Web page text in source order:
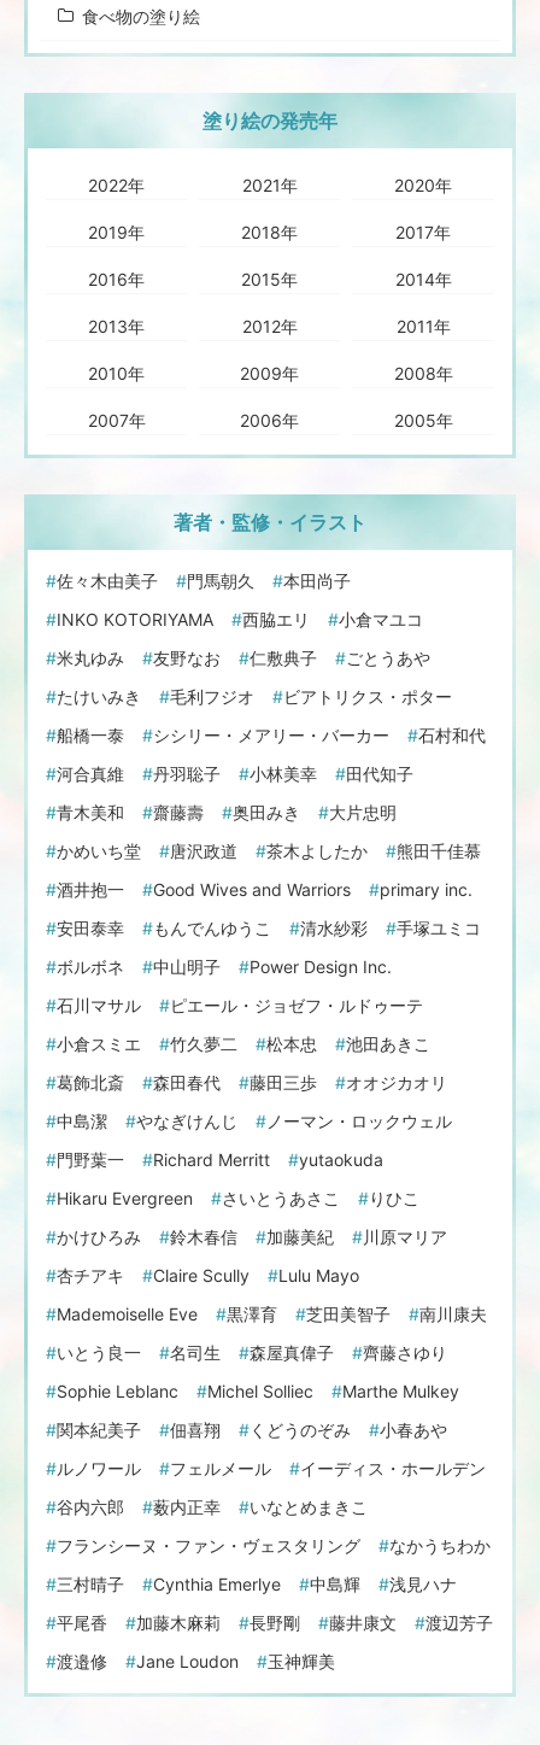
食べ物の塗り絵
塗り絵の発売年
2022年 2021年 2020年
2019年 2018年 2017年
2016年 2015年 2014年
2013年 2012年 2011年
2010年 2009年 2008年
2007年 2006年 2005年
著者・監修・イラスト
佐々木由美子 門馬朝久
本田尚子
INKO KOTORIYAMA
西脇エリ
小倉マユコ
米丸ゆみ
友野なお 仁敷典子
ごとうあや
たけいみき
毛利フジオ
ビアトリクス・ポター
船橋一泰
シシリー・メアリー・バーカー
石村和代
河合真維
丹羽聡子 小林美幸
田代知子
青木美和
齋藤壽 奥田みき
大片忠明
かめいち堂
唐沢政道 茶木よしたか
熊田千佳慕
酒井抱一
Good Wives and Warriors
primary inc.
安田泰幸
もんでんゆうこ 清水紗彩
手塚ユミコ
ボルボネ
中山明子
Power Design Inc.
石川マサル
ピエール・ジョゼフ・ルドゥーテ
小倉スミエ
竹久夢二 松本忠
池田あきこ
葛飾北斎
森田春代 藤田三歩
オオジカオリ
中島潔
やなぎけんじ
ノーマン・ロックウェル
門野葉一
Richard Merritt
yutaokuda
Hikaru Evergreen
さいとうあさこ
りひこ
かけひろみ
鈴木春信 加藤美紀
川原マリア
杏チアキ
Claire Scully
Lulu Mayo
Mademoiselle Eve
黒澤育 芝田美智子
南川康夫
いとう良一
名司生 森屋真偉子
齊藤さゆり
Sophie Leblanc
Michel Solliec
Marthe Mulkey
関本紀美子
佃喜翔 くどうのぞみ
小春あや
ルノワール
フェルメール
イーディス・ホールデン
谷内六郎
薮内正幸
いなとめまきこ
フランシーヌ・ファン・ヴェスタリング
なかうちわか
三村晴子
Cynthia Emerlye 中島輝
浅見ハナ
平尾香
加藤木麻莉 長野剛 藤井康文
渡辺芳子
渡邉修
Jane Loudon 玉神輝美